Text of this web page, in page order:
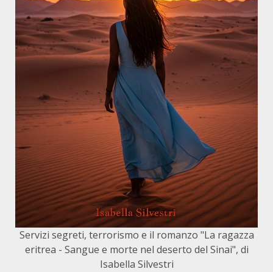
Servizi segreti, terrorismo e il romanzo "La ragazza
eritrea - Sangue e morte nel deserto del Sinai", di
Isabella Silvestri